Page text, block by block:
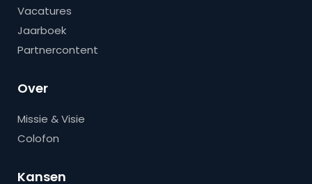
Vacatures
Jaarboek
Partnercontent
Over
Missie & Visie
Colofon
Kansen